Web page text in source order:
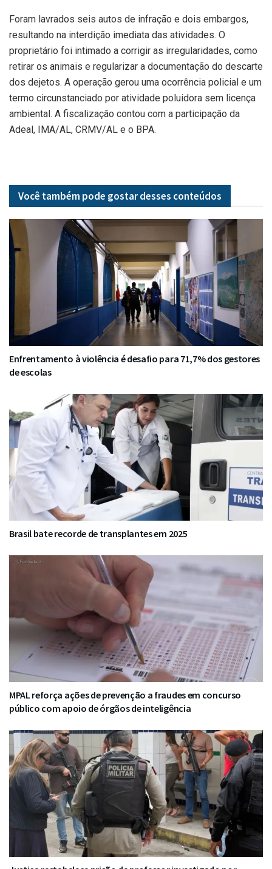
Foram lavrados seis autos de infração e dois embargos,
resultando na interdição imediata das atividades. O
proprietário foi intimado a corrigir as irregularidades, como
retirar os animais e regularizar a documentação do descarte
dos dejetos. A operação gerou uma ocorrência policial e um
termo circunstanciado por atividade poluidora sem licença
ambiental. A fiscalização contou com a participação da
Adeal, IMA/AL, CRMV/AL e o BPA.
Você também pode gostar desses conteúdos
Enfrentamento à violência é desafio para 71,7% dos gestores
de escolas
Brasil bate recorde de transplantes em 2025
MPAL reforça ações de prevenção a fraudes em concurso
público com apoio de órgãos de inteligência